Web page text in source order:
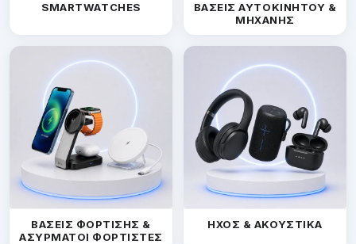
SMARTWATCHES
ΒΑΣΕΙΣ ΑΥΤΟΚΙΝΗΤΟΥ &
ΜΗΧΑΝΗΣ
ΒΑΣΕΙΣ ΦΟΡΤΙΣΗΣ &
ΑΣΥΡΜΑΤΟΙ ΦΟΡΤΙΣΤΕΣ
ΗΧΟΣ & ΑΚΟΥΣΤΙΚΑ